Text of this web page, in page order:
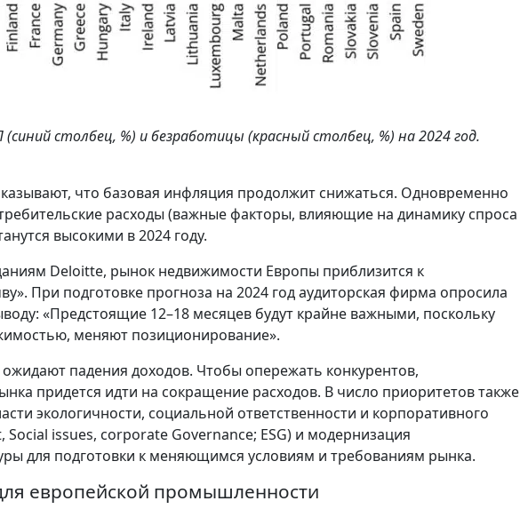
столбец, %) и безработицы (красный столбец, %) на 2024 год.
что базовая инфляция продолжит снижаться. Одновременно
расходы (важные факторы, влияющие на динамику спроса
высокими в 2024 году.
Deloitte, рынок недвижимости Европы приблизится к
При подготовке прогноза на 2024 год аудиторская фирма опросила
«Предстоящие 12–18 месяцев будут крайне важными, поскольку
меняют позиционирование».
падения доходов. Чтобы опережать конкурентов,
придется идти на сокращение расходов. В число приоритетов также
экологичности, социальной ответственности и корпоративного
Social issues, corporate Governance; ESG) и модернизация
для подготовки к меняющимся условиям и требованиям рынка.
европейской промышленности